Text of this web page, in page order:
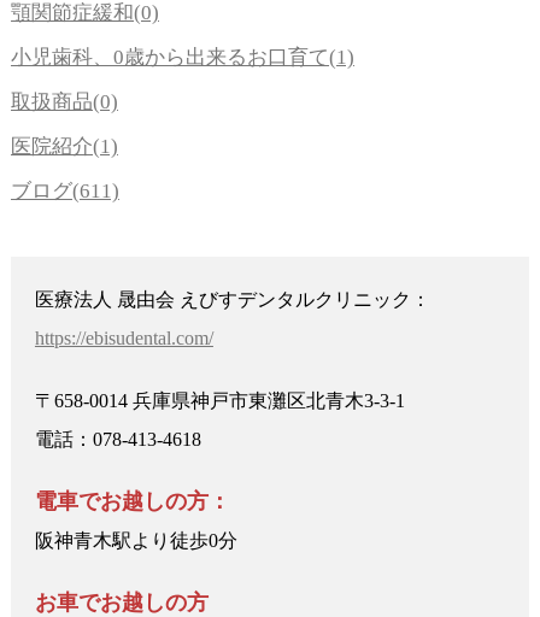
顎関節症緩和(0)
小児歯科、0歳から出来るお口育て(1)
取扱商品(0)
医院紹介(1)
ブログ(611)
医療法人 晟由会 えびすデンタルクリニック：
https://ebisudental.com/
〒658-0014 兵庫県神戸市東灘区北青木3-3-1
電話：078-413-4618
電車でお越しの方：
阪神青木駅より徒歩0分
お車でお越しの方